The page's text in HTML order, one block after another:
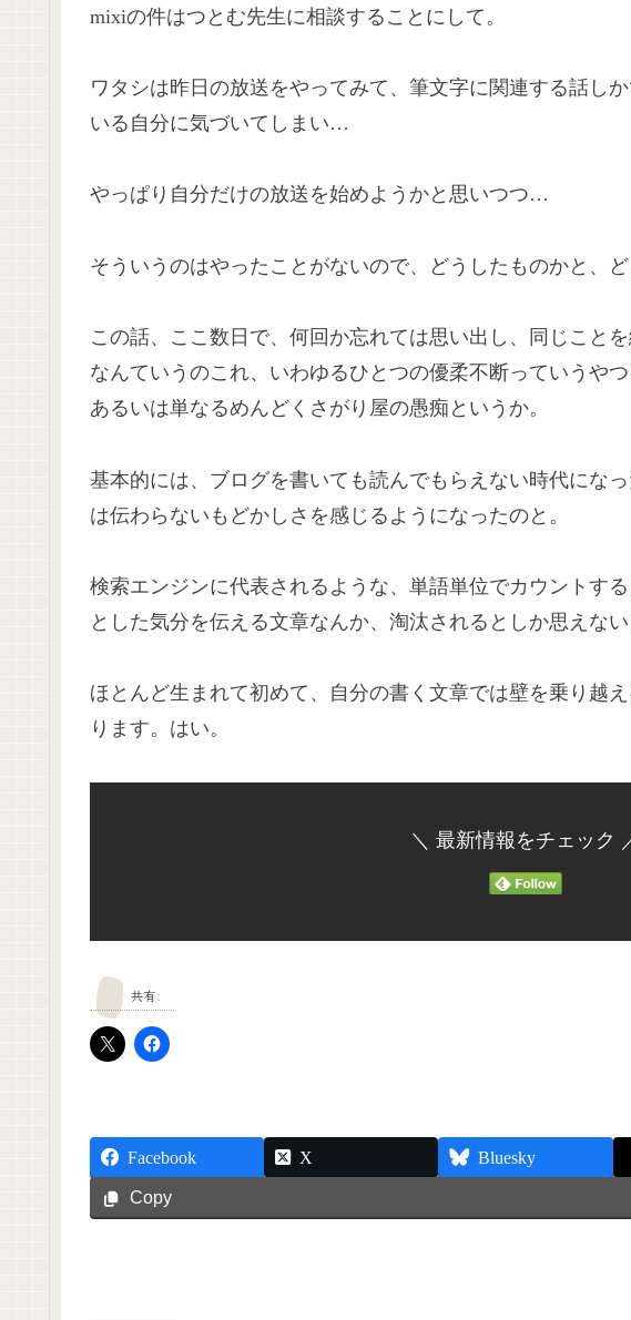
mixiの件はつとむ先生に相談することにして。
ワタシは昨日の放送をやってみて、筆文字に関連する話し
いる自分に気づいてしまい…
やっぱり自分だけの放送を始めようかと思いつつ…
そういうのはやったことがないので、どうしたものかと、ど
この話、ここ数日で、何回か忘れては思い出し、同じことを
なんていうのこれ、いわゆるひとつの優柔不断っていうやつ
あるいは単なるめんどくさがり屋の愚痴というか。
基本的には、ブログを書いても読んでもらえない時代にな
は伝わらないもどかしさを感じるようになったのと。
検索エンジンに代表されるような、単語単位でカウントす
とした気分を伝える文章なんか、淘汰されるとしか思えない
ほとんど生まれて初めて、自分の書く文章では壁を乗り越
ります。はい。
＼ 最新情報をチェック
共有:
Facebook X Bluesky
Copy